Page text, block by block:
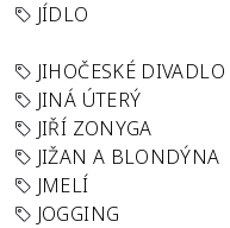
JÍDLO
JIHOČESKÉ DIVADLO
JINÁ ÚTERÝ
JIŘÍ ZONYGA
JIŽAN A BLONDÝNA
JMELÍ
JOGGING